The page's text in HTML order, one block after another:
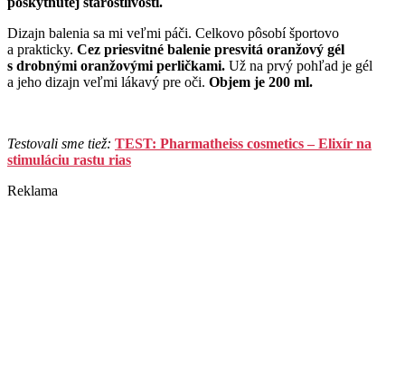
Dizajn balenia sa mi veľmi páči. Celkovo pôsobí športovo
a prakticky. Cez priesvitné balenie presvitá oranžový gél
s drobnými oranžovými perličkami. Už na prvý pohľad je gél
a jeho dizajn veľmi lákavý pre oči. Objem je 200 ml.
Testovali sme tiež: TEST: Pharmatheiss cosmetics – Elixír na
stimuláciu rastu rias
Reklama